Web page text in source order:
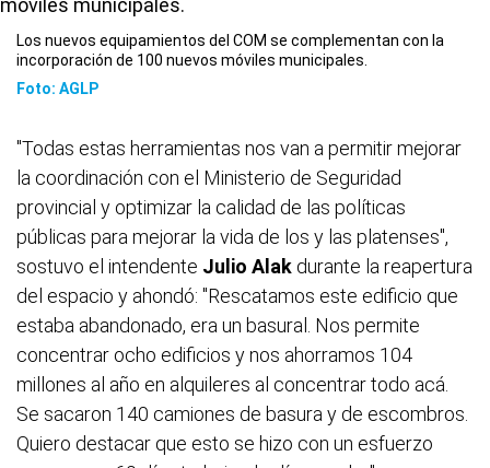
Los nuevos equipamientos del COM se complementan con la
incorporación de 100 nuevos móviles municipales.
Foto: AGLP
"Todas estas herramientas nos van a permitir mejorar
la coordinación con el Ministerio de Seguridad
provincial y optimizar la calidad de las políticas
públicas para mejorar la vida de los y las platenses",
sostuvo el intendente Julio Alak durante la reapertura
del espacio y ahondó: "Rescatamos este edificio que
estaba abandonado, era un basural. Nos permite
concentrar ocho edificios y nos ahorramos 104
millones al año en alquileres al concentrar todo acá.
Se sacaron 140 camiones de basura y de escombros.
Quiero destacar que esto se hizo con un esfuerzo